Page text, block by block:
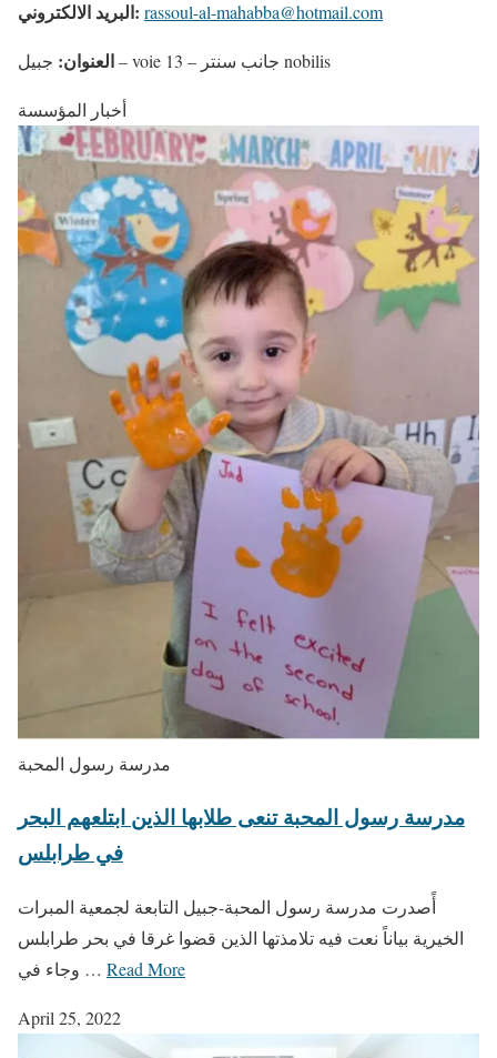
البريد الالكتروني: rassoul-al-mahabba@hotmail.com
العنوان: جبيل – voie 13 – جانب سنتر nobilis
أخبار المؤسسة
مدرسة رسول المحبة
مدرسة رسول المحبة تنعى طلابها الذين ابتلعهم البحر
في طرابلس
أًصدرت مدرسة رسول المحبة-جبيل التابعة لجمعية المبرات
الخيرية بياناً نعت فيه تلامذتها الذين قضوا غرقا في بحر طرابلس
وجاء في … Read More
April 25, 2022